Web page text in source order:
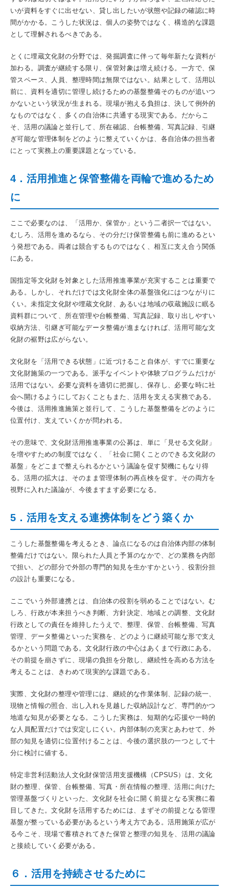
いが資料をすぐに出せない、貸し出したいが状態や記録の確認に時
間がかかる。こうした状況は、個人の姿勢ではなく、構造的な課題
として理解されるべきである。
とくに埋蔵文化財の分野では、発掘調査に伴って毎年新たな資料が
加わる。調査が継続する限り、保管対象は増え続ける。一方で、保
管スペース、人員、整理時間は無限ではない。結果として、活用以
前に、資料を適切に管理し続けるための基盤整備そのものが追いつ
かないという状況が生まれる。現場が抱える負担は、決して例外的
なものではなく、多くの自治体に共通する現実である。だからこ
そ、活用の議論と並行して、所在確認、台帳整備、写真記録、引継
ぎ可能な管理体制をどのように整えていくかは、各自治体の担当者
にとって実務上の重要課題となっている。
4．活用推進と保管整備を両輪で進めるため
に
ここで必要なのは、「活用か、保管か」という二者択一ではない。
むしろ、活用を進めるなら、その分だけ保管整備も前に進めるとい
う発想である。両者は競合するものではなく、相互に支え合う関係
にある。
国指定等文化財を対象とした活用推進事業が充実することは重要で
ある。しかし、それだけでは文化財全体の基盤強化にはつながりに
くい。未指定文化財や埋蔵文化財、あるいは地域の収蔵施設に眠る
資料群について、所在管理や台帳整備、写真記録、取り出しやすい
収納方法、引継ぎ可能なデータ整備が進まなければ、活用可能な文
化財の裾野は広がらない。
文化財を「活用できる状態」に近づけること自体が、すでに重要な
文化財施策の一つである。派手なイベントや体験プログラムだけが
活用ではない。必要な資料を適切に把握し、保存し、必要な時に社
会へ開けるようにしておくこともまた、活用を支える実務である。
今後は、活用推進施策と並行して、こうした基盤整備をどのように
位置付け、支えていくかが問われる。
その意味で、文化財活用推進事業の公募は、単に「見せる文化財」
を増やすための制度ではなく、「社会に開くことのできる文化財の
基盤」をどこまで整えられるかという議論を促す契機にもなり得
る。活用の拡大は、そのまま管理体制の再点検を促す。その両方を
視野に入れた議論が、今後ますます必要になる。
5．活用を支える連携体制をどう築くか
こうした基盤整備を考えるとき、論点になるのは自治体内部の体制
整備だけではない。限られた人員と予算のなかで、どの業務を内部
で担い、どの部分で外部の専門的知見を生かすかという、役割分担
の設計も重要になる。
ここでいう外部連携とは、自治体の役割を弱めることではない。む
しろ、行政が本来担うべき判断、方針決定、地域との調整、文化財
行政としての責任を維持したうえで、整理、保管、台帳整備、写真
管理、データ整備といった実務を、どのように継続可能な形で支え
るかという問題である。文化財行政の中心はあくまで行政にある。
その前提を崩さずに、現場の負担を分散し、継続性を高める方法を
考えることは、きわめて現実的な課題である。
実際、文化財の整理や管理には、継続的な作業体制、記録の統一、
現物と情報の照合、出し入れを見越した収納設計など、専門的かつ
地道な知見が必要となる。こうした実務は、短期的な応援や一時的
な人員配置だけでは安定しにくい。内部体制の充実とあわせて、外
部の知見を適切に位置付けることは、今後の選択肢の一つとして十
分に検討に値する。
特定非営利活動法人文化財保管活用支援機構（CPSUS）は、文化
財の整理、保管、台帳整備、写真・所在情報の整理、活用に向けた
管理基盤づくりといった、文化財を社会に開く前提となる実務に着
目してきた。文化財を活用するためには、まずその前提となる管理
基盤が整っている必要があるという考え方である。活用施策が広が
る今こそ、現場で蓄積されてきた保管と整理の知見を、活用の議論
と接続していく必要がある。
６．活用を持続させるために